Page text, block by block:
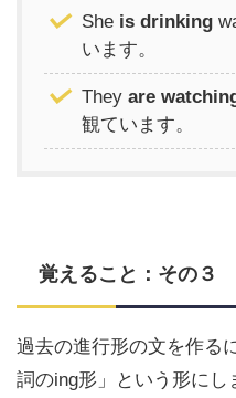
She is drinking
います。
They are
観ています。
覚えること：その３
過去の進行形の文を作る
詞のing形」という形にし